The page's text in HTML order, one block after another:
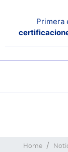
Primera
Home